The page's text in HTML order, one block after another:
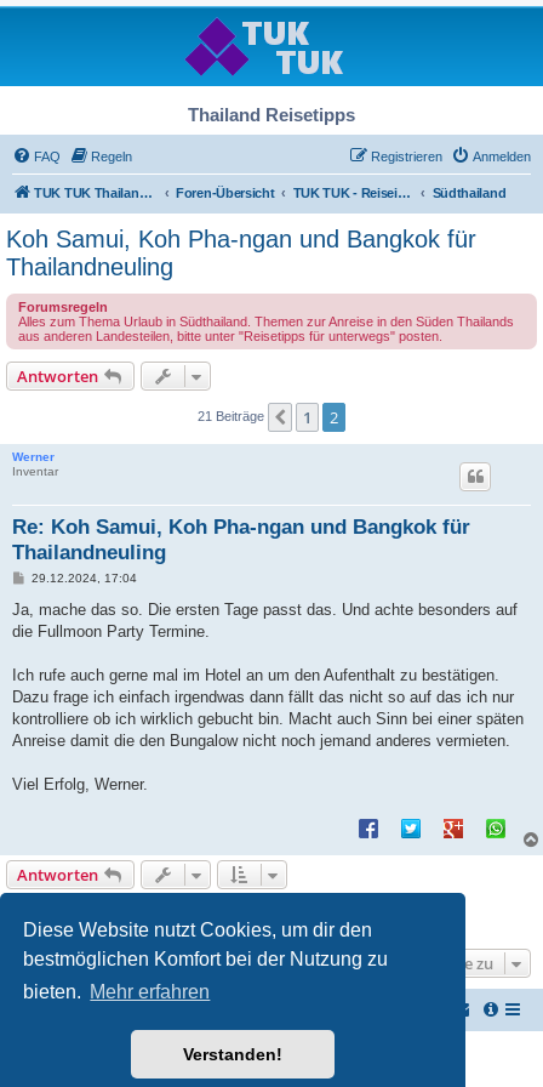
Diese Website nutzt Cookies, um dir den
bestmöglichen Komfort bei der Nutzung zu
bieten. Mehr erfahren
Verstanden!
Thailand Reisetipps
FAQ Regeln Anmelden
Registrieren
TUK TUK Thailand Reisetipps Foren-Übersicht TUK TUK - Reiseinfos - Thailand Regional Südthailand
Koh Samui, Koh Pha-ngan und Bangkok für
Thailandneuling
Forumsregeln
Alles zum Thema Urlaub in Südthailand. Themen zur Anreise in den Süden Thailands
aus anderen Landesteilen, bitte unter "Reisetipps für unterwegs" posten.
Antworten
21 Beiträge Vorherige
1 2
Werner
Inventar
Re: Koh Samui, Koh Pha-ngan und Bangkok für
Thailandneuling
B
i
r
29.12.2024, 17:04
Ja, mache das so. Die ersten Tage passt das. Und achte besonders auf
die Fullmoon Party Termine.
Ich rufe auch gerne mal im Hotel an um den Aufenthalt zu bestätigen.
Dazu frage ich einfach irgendwas dann fällt das nicht so auf das ich nur
kontrolliere ob ich wirklich gebucht bin. Macht auch Sinn bei einer späten
Anreise damit die den Bungalow nicht noch jemand anderes vermieten.
Viel Erfolg, Werner.
Antworten
Gehe zu
Powered byphpBB® Forum Software © phpBB Limited
phpBB.de